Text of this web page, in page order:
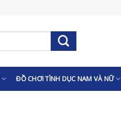
ĐỒ CHƠI TÌNH DỤC NAM VÀ NỮ